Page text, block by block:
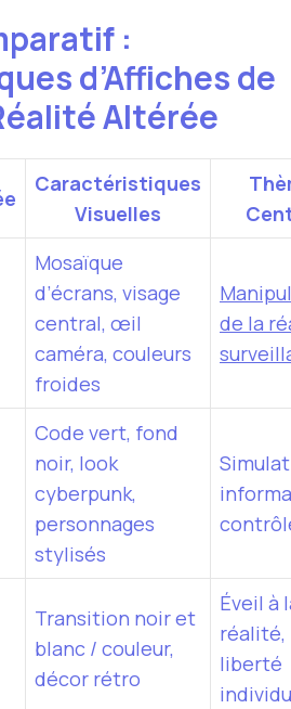
:
d’Affiches de
Altérée
Caractéristiques
Visuelles
Mosaïque
d’écrans, visage
central, œil
caméra, couleurs
froides
de la
Code vert, fond
noir, look
cyberpunk,
personnages
stylisés
Transition noir et
blanc / couleur,
décor rétro
Éveil à
réalité,
liberté